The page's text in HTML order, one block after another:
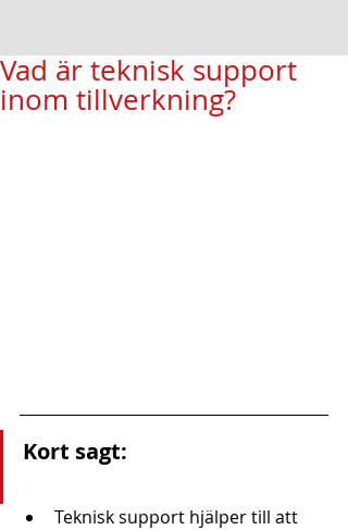
Vad är teknisk support
inom tillverkning?
Kort sagt:
Teknisk support hjälper till att